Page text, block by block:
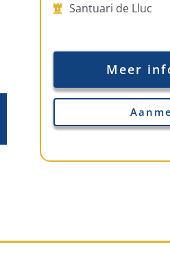
Santuari de Lluc
Meer